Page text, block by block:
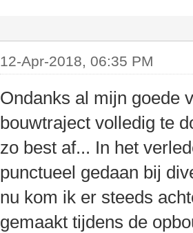
12-Apr-2018, 06:35 PM
Ondanks al mijn goede
bouwtraject volledig te
zo best af... In het
punctueel gedaan bij
nu kom ik er steeds
gemaakt tijdens de